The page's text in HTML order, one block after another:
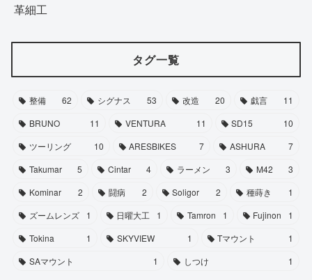
革細工
タグ一覧
整備 62 シグナス 53 改造 20 戯言
11
BRUNO
11 VENTURA 11 SD15
10
ツーリング
10 ARESBIKES 7 ASHURA
7
Takumar
5 Cintar 4 ラーメン 3 M42
3
Kominar
2 闘病 2 Soligor 2 種蒔き
1
ズームレンズ
1 日曜大工 1 Tamron 1 Fujinon
1
Tokina
1 SKYVIEW 1 Tマウント
1
SAマウント
1 しつけ 1